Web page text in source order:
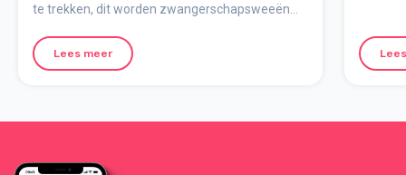
te trekken, dit worden zwangerschapsweeën
zwangerschapsweeën, indalingsweeën en
bevallingsweeën?
Lees meer